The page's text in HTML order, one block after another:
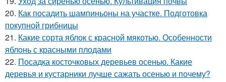
20. Как посадить шампиньоны на участке. Подготовка
покупной грибницы
21. Какие сорта яблок с красной мякотью. Особенности
яблонь с красными плодами
22. Посадка косточковых деревьев осенью. Какие
деревья и кустарники лучше сажать осенью и почему?